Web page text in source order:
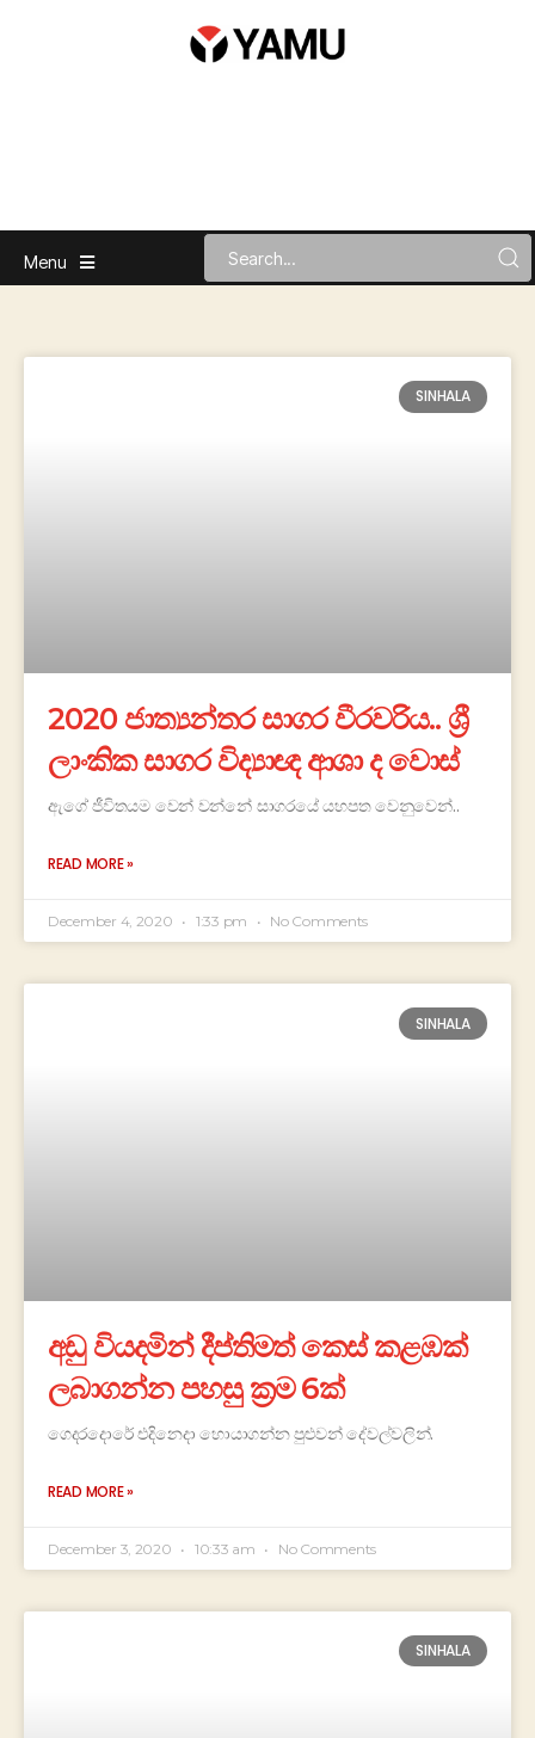
Menu
SINHALA
2020 ජාත්‍යන්තර සාගර වීරවරිය.. ශ්‍රී
ලාංකික සාගර විද්‍යාඥ ආශා ද වොස්
ඇගේ ජීවිතයම වෙන් වන්නේ සාගරයේ යහපත වෙනුවෙන්..
READ MORE »
December 4, 2020 1:33 pm No Comments
SINHALA
අඩු වියදමින් දීප්තිමත් කෙස් කළඹක්
ලබාගන්න පහසු ක්‍රම 6ක්
ගෙදරදොරේ එදිනෙදා හොයාගන්න පුළුවන් දේවල්වලින්.
READ MORE »
December 3, 2020 10:33 am No Comments
SINHALA